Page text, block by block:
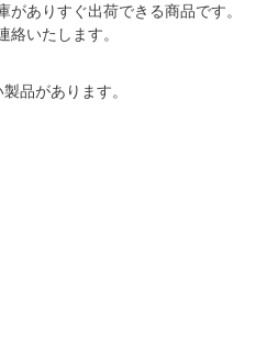
ありすぐ出荷できる商品です。
いたします。
品があります。